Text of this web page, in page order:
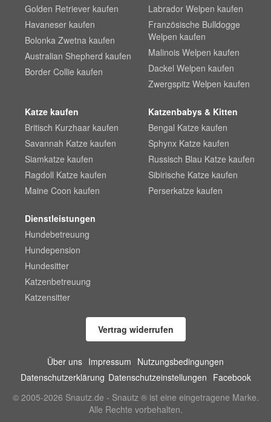
Golden Retriever kaufen
Havaneser kaufen
Bolonka Zwetna kaufen
Australian Shepherd kaufen
Border Collie kaufen
Labrador Welpen kaufen
Französische Bulldogge
Welpen kaufen
Malinois Welpen kaufen
Dackel Welpen kaufen
Zwergspitz Welpen kaufen
Katze kaufen
Britisch Kurzhaar kaufen
Savannah Katze kaufen
Siamkatze kaufen
Ragdoll Katze kaufen
Maine Coon kaufen
Katzenbabys & Kitten
Bengal Katze kaufen
Sphynx Katze kaufen
Russisch Blau Katze kaufen
Sibirische Katze kaufen
Perserkatze kaufen
Dienstleistungen
Hundebetreuung
Hundepension
Hundesitter
Katzenbetreuung
Katzensitter
Vertrag widerrufen
Über uns Impressum Nutzungsbedingungen
Datenschutzerklärung Datenschutzeinstellungen Facebook
© 2005-2026 Snautz.de - Snautz ® ist eine eingetragene Marke.
Alle Rechte vorbehalten.